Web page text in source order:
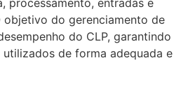
objetivo do gerenciamento de
do CLP, garantindo
de forma adequada e